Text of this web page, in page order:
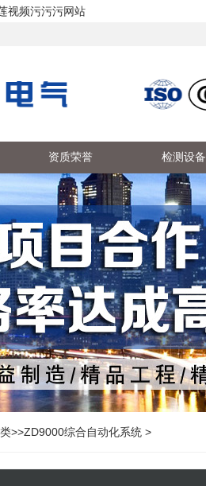
视频污污污网站
资质荣誉 检测设备
>>ZD9000综合自动化系统 >